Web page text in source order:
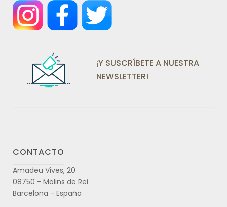
¡Y SUSCRÍBETE A NUESTRA
NEWSLETTER!
CONTACTO
Amadeu Vives, 20
08750 - Molins de Rei
Barcelona - España